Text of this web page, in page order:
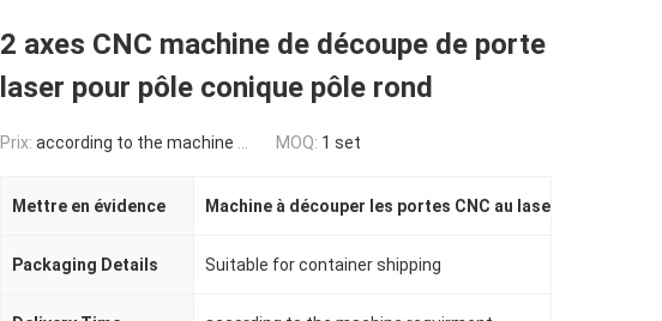
2 axes CNC machine de découpe de porte
laser pour pôle conique pôle rond
Prix: according to the machine requirement MOQ: 1 set
Mettre en évidence Machine à découper les portes CNC au laser
Packaging Details Suitable for container shipping